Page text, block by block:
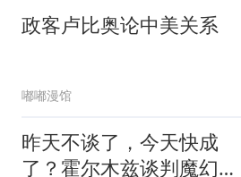
政客卢比奥论中美关系
嘟嘟漫馆
昨天不谈了，今天快成
了？霍尔木兹谈判魔幻反